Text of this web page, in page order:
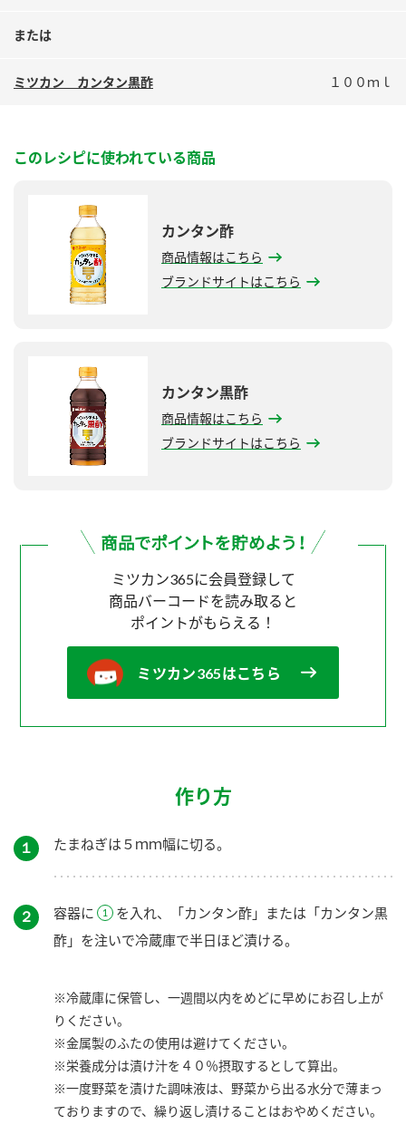
業務用サイト ミツカングループについて
または
ミツカン カンタン黒酢 １００ｍｌ
このレシピに使われている商品
カンタン酢
商品情報はこちら
ブランドサイトはこちら
カンタン黒酢
商品情報はこちら
ブランドサイトはこちら
ミツカン365に会員登録して
商品バーコードを読み取ると
ポイントがもらえる！
ミツカン365はこちら
作り方
１ たまねぎは５ｍｍ幅に切る。
２ 容器に
を入れ、「カンタン酢」または「カンタン黒
酢」を注いで冷蔵庫で半日ほど漬ける。
※冷蔵庫に保管し、一週間以内をめどに早めにお召し上が
りください。
※金属製のふたの使用は避けてください。
※栄養成分は漬け汁を４０％摂取するとして算出。
※一度野菜を漬けた調味液は、野菜から出る水分で薄まっ
ておりますので、繰り返し漬けることはおやめください。